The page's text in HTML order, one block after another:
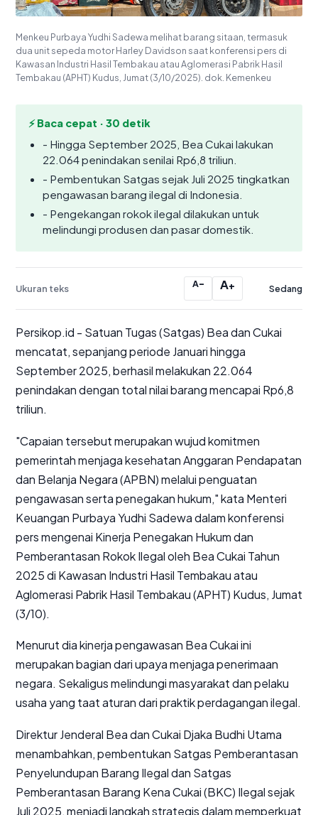
Menkeu Purbaya Yudhi Sadewa melihat barang sitaan, termasuk
dua unit sepeda motor Harley Davidson saat konferensi pers di
Kawasan Industri Hasil Tembakau atau Aglomerasi Pabrik Hasil
Tembakau (APHT) Kudus, Jumat (3/10/2025). dok. Kemenkeu
⚡ Baca cepat · 30 detik
- Hingga September 2025, Bea Cukai lakukan
22.064 penindakan senilai Rp6,8 triliun.
- Pembentukan Satgas sejak Juli 2025 tingkatkan
pengawasan barang ilegal di Indonesia.
- Pengekangan rokok ilegal dilakukan untuk
melindungi produsen dan pasar domestik.
Ukuran teks A− A+ Sedang
Persikop.id - Satuan Tugas (Satgas) Bea dan Cukai
mencatat, sepanjang periode Januari hingga
September 2025, berhasil melakukan 22.064
penindakan dengan total nilai barang mencapai Rp6,8
triliun.
"Capaian tersebut merupakan wujud komitmen
pemerintah menjaga kesehatan Anggaran Pendapatan
dan Belanja Negara (APBN) melalui penguatan
pengawasan serta penegakan hukum," kata Menteri
Keuangan Purbaya Yudhi Sadewa dalam konferensi
pers mengenai Kinerja Penegakan Hukum dan
Pemberantasan Rokok Ilegal oleh Bea Cukai Tahun
2025 di Kawasan Industri Hasil Tembakau atau
Aglomerasi Pabrik Hasil Tembakau (APHT) Kudus, Jumat
(3/10).
Menurut dia kinerja pengawasan Bea Cukai ini
merupakan bagian dari upaya menjaga penerimaan
negara. Sekaligus melindungi masyarakat dan pelaku
usaha yang taat aturan dari praktik perdagangan ilegal.
Direktur Jenderal Bea dan Cukai Djaka Budhi Utama
menambahkan, pembentukan Satgas Pemberantasan
Penyelundupan Barang Ilegal dan Satgas
Pemberantasan Barang Kena Cukai (BKC) Ilegal sejak
Juli 2025, menjadi langkah strategis dalam memperkuat